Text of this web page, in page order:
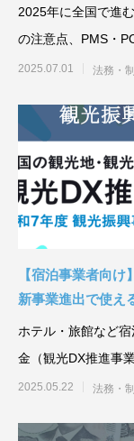
2025年に全国で進
の注意点、PMS・
をわかりやすく解
2025.07.01 法務・
【宿泊事業者向
新事業進出で使え
ホテル・旅館など
金（観光DX推進事
額、対象要件、申請
2025.05.22 法務・